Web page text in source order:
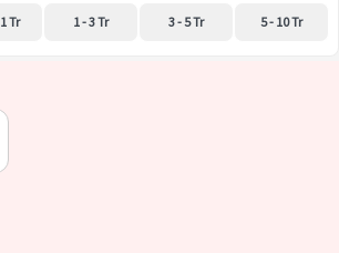
Tr 1 - 3 Tr 3 - 5 Tr 5 - 10 Tr